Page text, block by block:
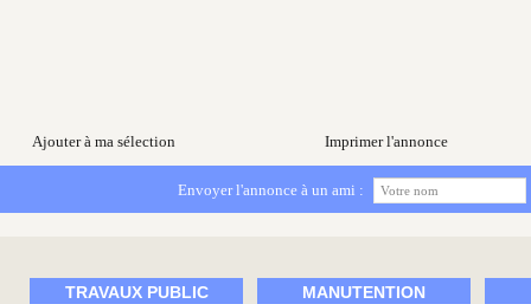
Ajouter à ma sélection Imprimer l'annonce
Envoyer l'annonce à un ami :
TRAVAUX PUBLIC MANUTENTION